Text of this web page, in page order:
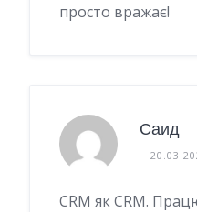
просто вражає!
Саид
CRM як CRM.